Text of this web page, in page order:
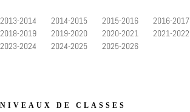
2013-2014 2014-2015 2015-2016 2016-2017
2018-2019
2019-2020 2020-2021 2021-2022
2023-2024
2024-2025 2025-2026
NIVEAUX DE CLASSES